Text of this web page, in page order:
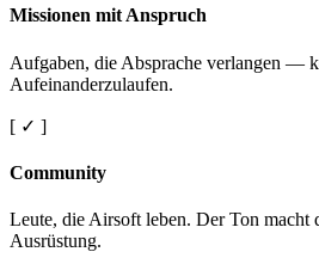
Missionen mit Anspruch
Aufgaben, die Absprache verlangen —
Aufeinanderzulaufen.
[ ✓ ]
Community
Leute, die Airsoft leben. Der Ton macht
Ausrüstung.